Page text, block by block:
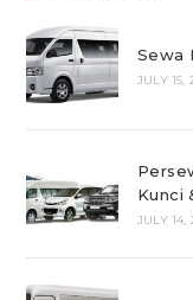
Sewa
JULY 15,
Kunci
JULY 14,